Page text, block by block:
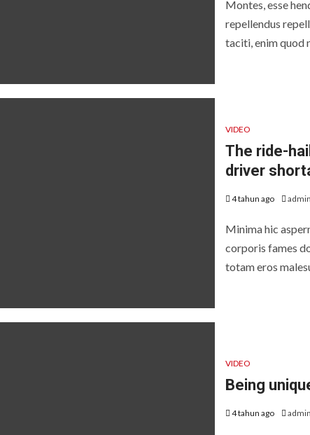
Montes, esse
repellendus
taciti, enim quod
VIDEO
The ride-
driver
4 tahun ago admin
Minima hic
corporis fames
totam eros
VIDEO
Being
4 tahun ago admin